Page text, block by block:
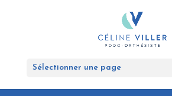
Sélectionner une page